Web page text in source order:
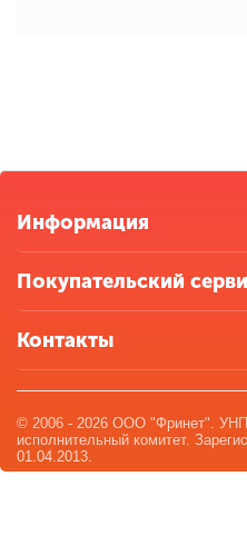
Информация
Покупательский
Контакты
© 2006 - 2026 ООО "Фринет". УНП
исполнительный комитет.
01.04.2013.